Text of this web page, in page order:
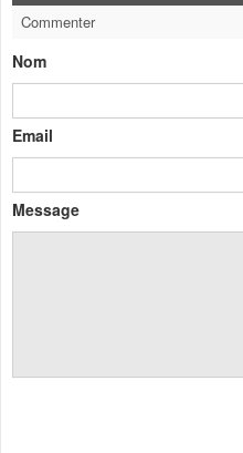
Commenter
Nom
Email
Message